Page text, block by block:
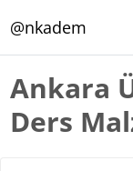
@nkadem
Ankara
Ders